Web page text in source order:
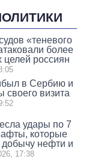
«теневого
более
целей россиян
в Сербию и
своего визита
удары по 7
которые
нефти и
17:38